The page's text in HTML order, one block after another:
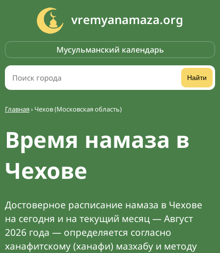
vremyanamaza.org
Мусульманский календарь
Найти
Главная› Чехов (Московская область)
Время намаза в
Чехове
Достоверное расписание намаза в Чехове
на сегодня и на текущий месяц — Август
2026 года — определяется согласно
ханафитскому (ханафи) мазхабу и методу